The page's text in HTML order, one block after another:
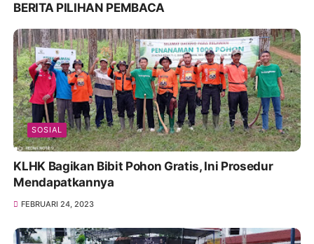
BERITA PILIHAN PEMBACA
SOSIAL
KLHK Bagikan Bibit Pohon Gratis, Ini Prosedur
Mendapatkannya
FEBRUARI 24, 2023